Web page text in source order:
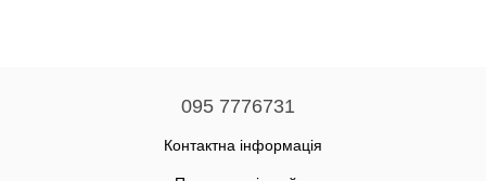
095 7776731
Контактна інформація